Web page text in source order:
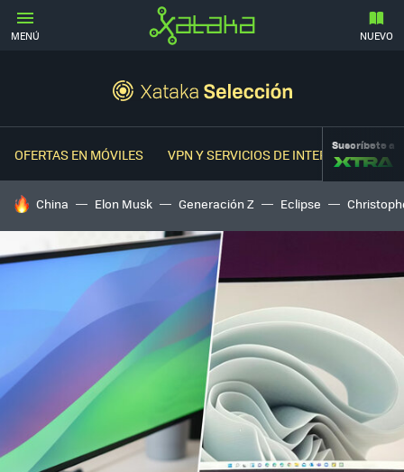
MENÚ NUEVO
OFERTAS EN MÓVILES VPN Y SERVICIOS DE INTERNETSuscríbete a
HOY SE HABLA DE
China Elon Musk Generación Z Eclipse